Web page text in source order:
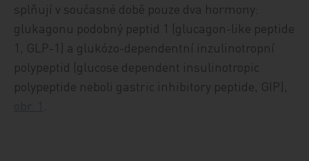
splňují v současné době pouze dva hormony:
glukagonu podobný peptid 1 (glucagon-like peptide
1, GLP-1) a glukózo-dependentní inzulinotropní
polypeptid (glucose dependent insulinotropic
polypeptide neboli gastric inhibitory peptide, GIP),